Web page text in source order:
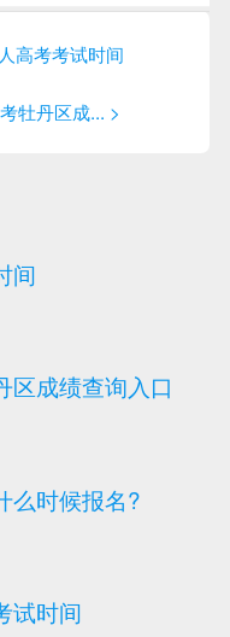
高考考试时间
牡丹区成... >
间
区成绩查询入口
么时候报名?
试时间